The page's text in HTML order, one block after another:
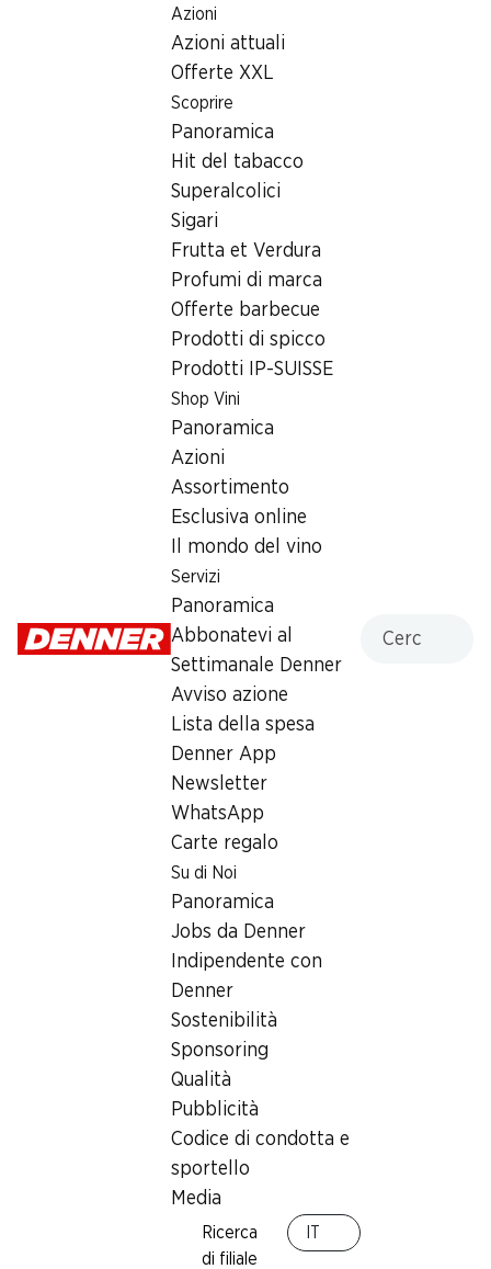
Azioni
Azioni attuali
Offerte XXL
Scoprire
Panoramica
Hit del tabacco
Superalcolici
Sigari
Frutta et Verdura
Profumi di marca
Offerte barbecue
Prodotti di spicco
Prodotti IP-SUISSE
Shop Vini
Panoramica
Azioni
Assortimento
Esclusiva online
Il mondo del vino
Servizi
Panoramica
Abbonatevi al
Settimanale Denner
Avviso azione
Lista della spesa
Denner App
Newsletter
WhatsApp
Carte regalo
Su di Noi
Panoramica
Jobs da Denner
Indipendente con
Denner
Sostenibilità
Sponsoring
Qualità
Pubblicità
Codice di condotta e
sportello
Media
Ricerca
di filiale
Ricerca di filiale
Filiale Denner Glaubenbergstrasse 12, 6162 Entlebuch
6162 Entlebuch
Glaubenbergstrasse 12, 6162 Entlebuch
Orari di apertura
Martedì 07:00 - 18:30
Orari di apertura speciali
Prelievo di contanti con Post-Card / M-Card